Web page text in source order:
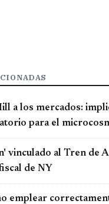
a los mercados:
para el
vinculado al Tren de
de NY
emplear